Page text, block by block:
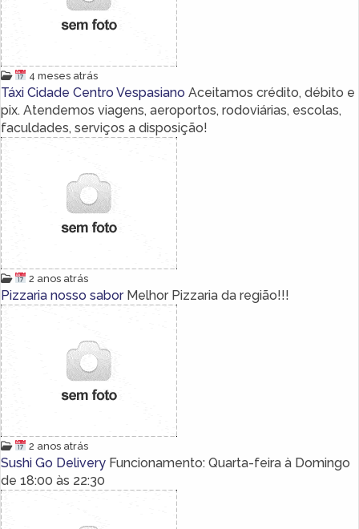
4 meses atrás
Táxi Cidade Centro Vespasiano Aceitamos crédito, débito e
pix. Atendemos viagens, aeroportos, rodoviárias, escolas,
faculdades, serviços a disposição!
2 anos atrás
Pizzaria nosso sabor Melhor Pizzaria da região!!!
2 anos atrás
Sushi Go Delivery Funcionamento: Quarta-feira à Domingo
de 18:00 às 22:30